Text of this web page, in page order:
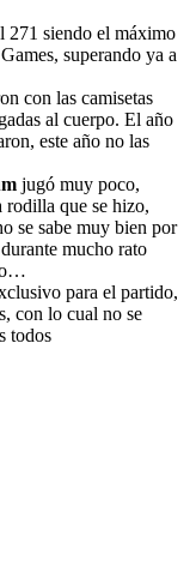
271 siendo el máximo
superando ya a
con las camisetas
al cuerpo. El año
este año no las
jugó muy poco,
rodilla que se hizo,
se sabe muy bien por
mucho rato
para el partido,
con lo cual no se
todos